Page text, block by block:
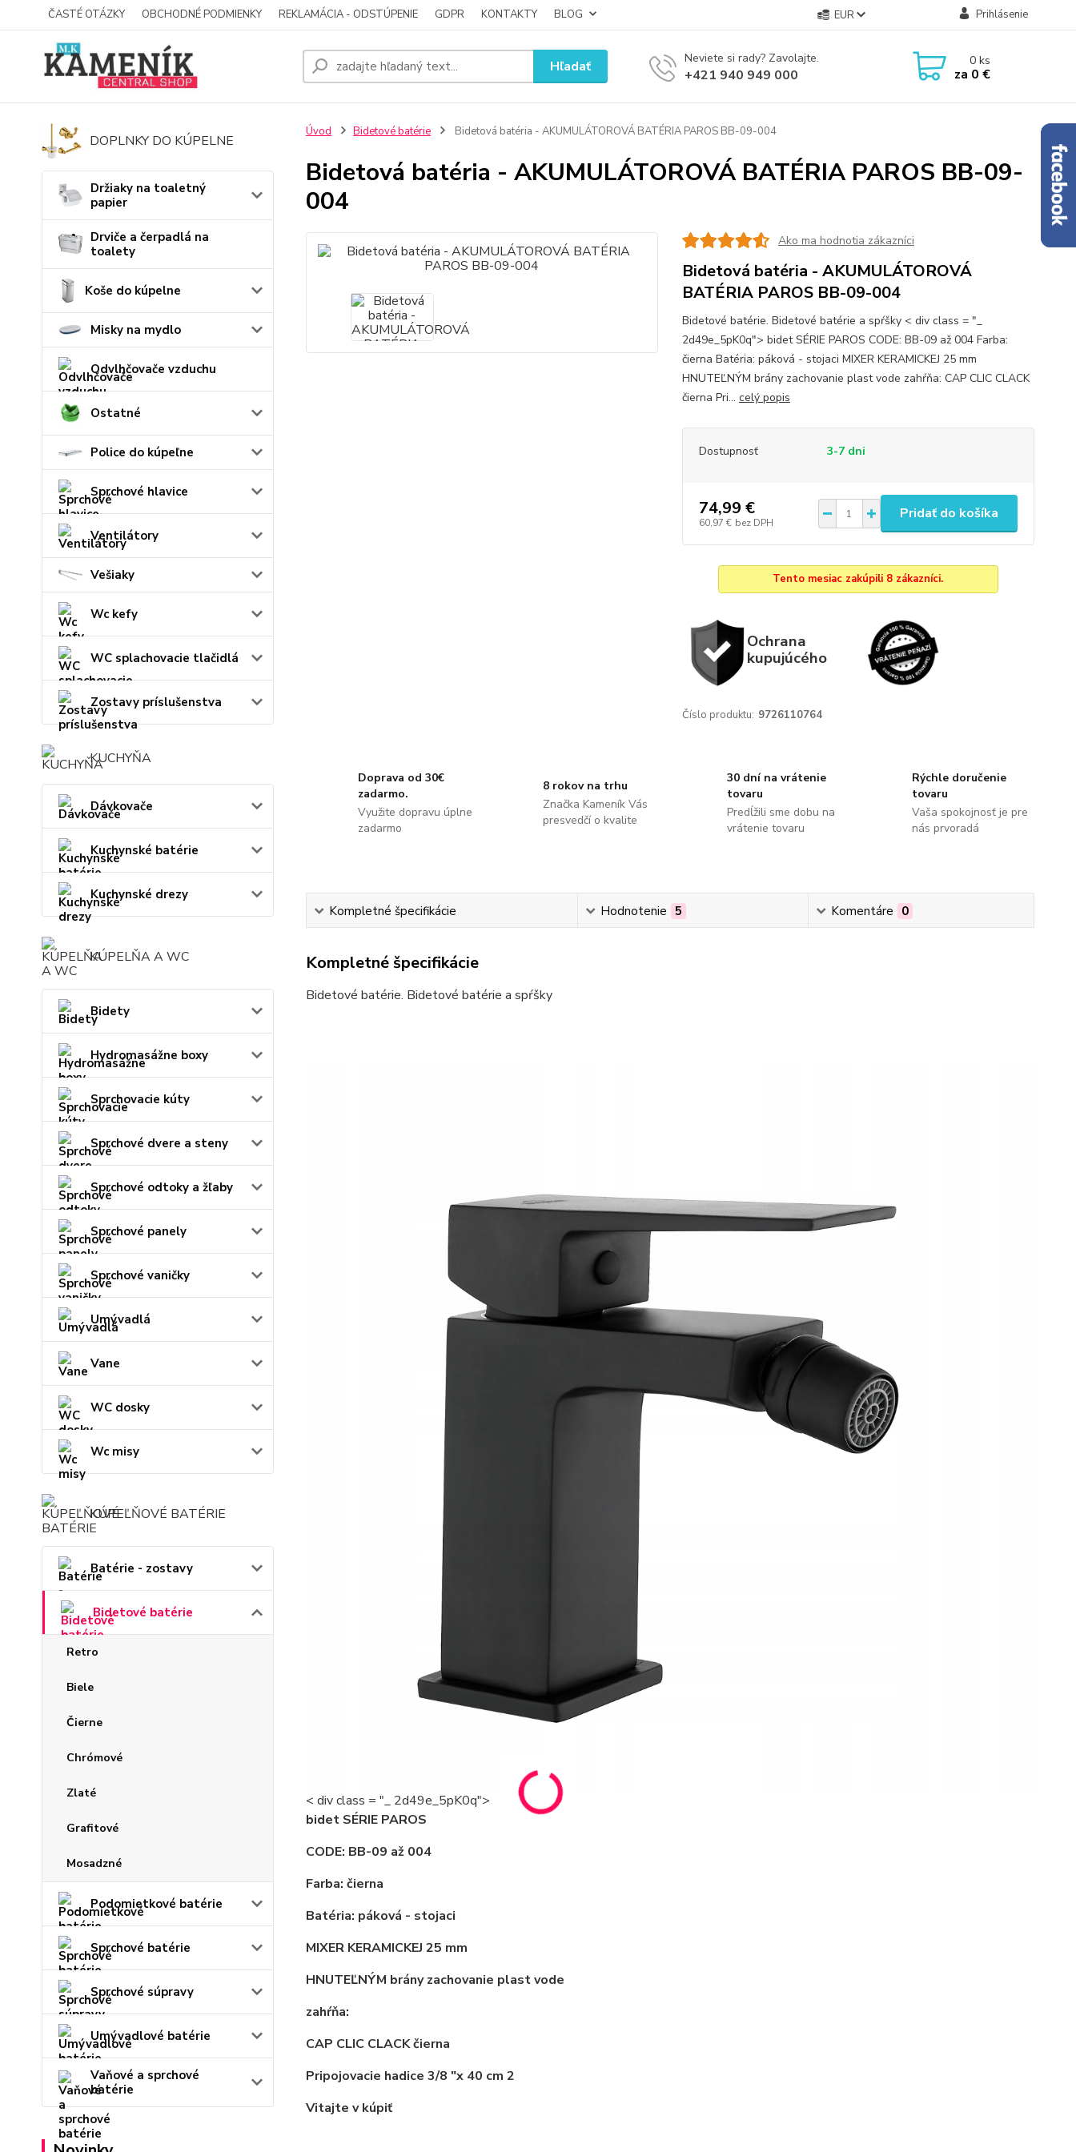
ČASTÉ OTÁZKY OBCHODNÉ PODMIENKY REKLAMÁCIA - ODSTÚPENIE GDPR KONTAKTY BLOG EUR Prihlásenie
Hľadať Neviete si rady? Zavolajte.
+421 940 949 000
0ks
za 0 €
DOPLNKY DO KÚPELNE
Držiaky na toaletný
papier
Drviče a čerpadlá na
toalety
Koše do kúpelne
Misky na mydlo
Odvlhčovače vzduchu
Ostatné
Police do kúpeľne
Sprchové hlavice
Ventilátory
Vešiaky
Wc kefy
WC splachovacie tlačidlá
Zostavy príslušenstva
KUCHYŇA
Dávkovače
Kuchynské batérie
Kuchynské drezy
KÚPELŇA A WC
Bidety
Hydromasážne boxy
Sprchovacie kúty
Sprchové dvere a steny
Sprchové odtoky a žľaby
Sprchové panely
Sprchové vaničky
Umývadlá
Vane
WC dosky
Wc misy
KÚPEĽŇOVÉ BATÉRIE
Batérie - zostavy
Bidetové batérie
Retro
Biele
Čierne
Chrómové
Zlaté
Grafitové
Mosadzné
Podomietkové batérie
Sprchové batérie
Sprchové súpravy
Umývadlové batérie
Vaňové a sprchové
batérie
Úvod Bidetové batérie Bidetová batéria - AKUMULÁTOROVÁ BATÉRIA PAROS BB-09-004
Bidetová batéria - AKUMULÁTOROVÁ BATÉRIA PAROS BB-09-
004
Ako ma hodnotia zákazníci
Bidetová batéria - AKUMULÁTOROVÁ
BATÉRIA PAROS BB-09-004
Bidetové batérie. Bidetové batérie a spŕšky < div class = "_
2d49e_5pK0q"> bidet SÉRIE PAROS CODE: BB-09 až 004 Farba:
čierna Batéria: páková - stojaci MIXER KERAMICKEJ 25 mm
HNUTEĽNÝM brány zachovanie plast vode zahŕňa: CAP CLIC CLACK
čierna Pri... celý popis
Dostupnosť 3-7 dni
74,99 €
60,97 € bez DPH
Pridať do košíka
Tento mesiac zakúpili 8 zákazníci.
Ochrana
kupujúcého
Číslo produktu: 9726110764
Doprava od 30€
zadarmo.
Využite dopravu úplne
zadarmo
8 rokov na trhu
Značka Kameník Vás
presvedčí o kvalite
30 dní na vrátenie
tovaru
Predĺžili sme dobu na
vrátenie tovaru
Rýchle doručenie
tovaru
Vaša spokojnosť je pre
nás prvoradá
Kompletné špecifikácie Hodnotenie 5 Komentáre 0
Kompletné špecifikácie
Bidetové batérie. Bidetové batérie a spŕšky
< div class = "_ 2d49e_5pK0q">
bidet SÉRIE PAROS
CODE: BB-09 až 004
Farba: čierna
Batéria: páková - stojaci
MIXER KERAMICKEJ 25 mm
HNUTEĽNÝM brány zachovanie plast vode
zahŕňa:
CAP CLIC CLACK čierna
Pripojovacie hadice 3/8 "x 40 cm 2
Vitajte v kúpiť